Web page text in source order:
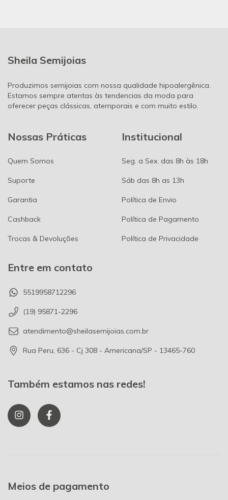
Sheila Semijoias
Produzimos semijoias com nossa qualidade hipoalergênica.
Estamos sempre atentas às tendencias da moda para
oferecer peças clássicas, atemporais e com muito estilo.
Nossas Práticas
Quem Somos
Suporte
Garantia
Cashback
Trocas & Devoluções
Institucional
Seg. a Sex. das 8h às 18h
Sáb das 8h as 13h
Política de Envio
Política de Pagamento
Política de Privacidade
Entre em contato
5519958712296
(19) 95871-2296
atendimento@sheilasemijoias.com.br
Rua Peru, 636 - Cj 308 - Americana/SP - 13465-760
Também estamos nas redes!
Meios de pagamento